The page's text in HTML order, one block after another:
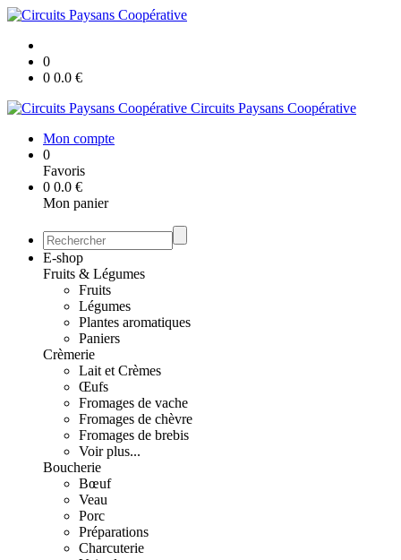
0
0 0.0 €
Circuits Paysans Coopérative
Mon compte
0
Favoris
0 0.0 €
Mon panier
E-shop
Fruits & Légumes
Fruits
Légumes
Plantes aromatiques
Paniers
Crèmerie
Lait et Crèmes
Œufs
Fromages de vache
Fromages de chèvre
Fromages de brebis
Voir plus...
Boucherie
Bœuf
Veau
Porc
Préparations
Charcuterie